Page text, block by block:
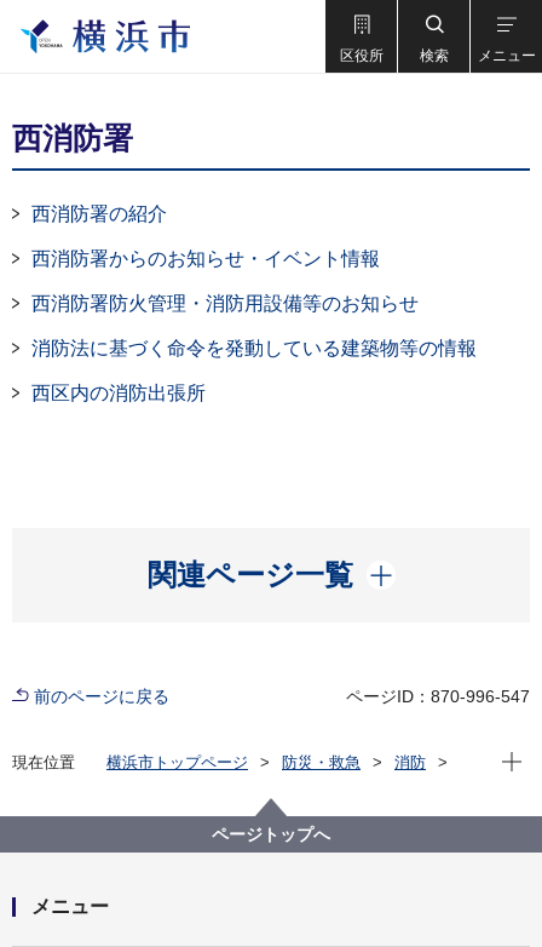
区役所 検索 メニュー
西消防署
西消防署の紹介
西消防署からのお知らせ・イベント情報
西消防署防火管理・消防用設備等のお知らせ
消防法に基づく命令を発動している建築物等の情報
西区内の消防出張所
関連ページ一覧
開く
前のページに戻る ページID：870-996-547
現在位置 横浜市トップページ 防災・救急
消防
現在
ページトップへ
メニュー